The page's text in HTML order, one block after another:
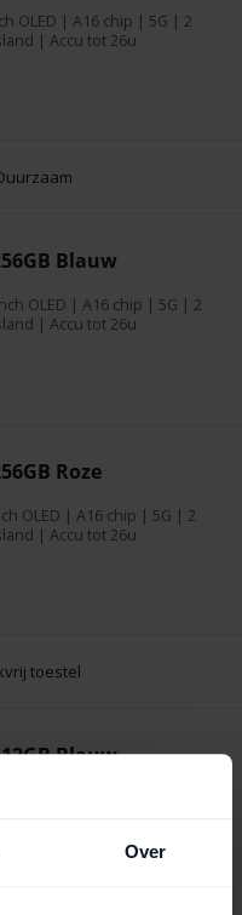
Over
OLED | A16 chip | 5G | 2
| Accu tot 26u
Blauw
OLED | A16 chip | 5G | 2
| Accu tot 26u
een simlockvrij toestel
Roze
OLED | A16 chip | 5G | 2
| Accu tot 26u
Blauw
Gratisverzending